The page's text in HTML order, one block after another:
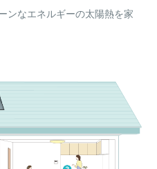
ンなエネルギーの太陽熱を家